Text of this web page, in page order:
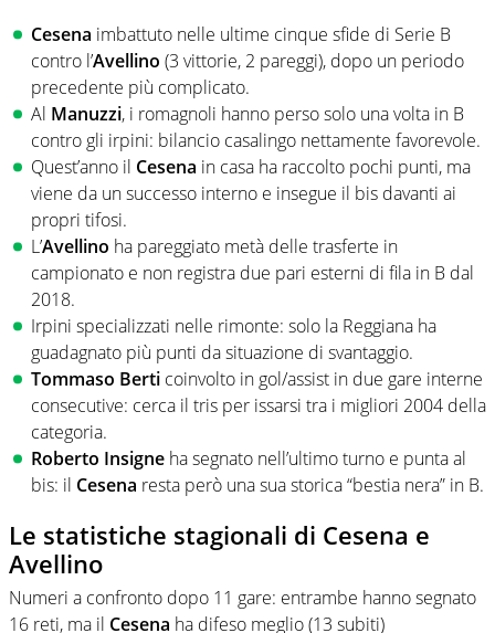
Cesena imbattuto nelle ultime cinque sfide di Serie B
contro l’Avellino (3 vittorie, 2 pareggi), dopo un periodo
precedente più complicato.
Al Manuzzi, i romagnoli hanno perso solo una volta in B
contro gli irpini: bilancio casalingo nettamente favorevole.
Quest’anno il Cesena in casa ha raccolto pochi punti, ma
viene da un successo interno e insegue il bis davanti ai
propri tifosi.
L’Avellino ha pareggiato metà delle trasferte in
campionato e non registra due pari esterni di fila in B dal
2018.
Irpini specializzati nelle rimonte: solo la Reggiana ha
guadagnato più punti da situazione di svantaggio.
Tommaso Berti coinvolto in gol/assist in due gare interne
consecutive: cerca il tris per issarsi tra i migliori 2004 della
categoria.
Roberto Insigne ha segnato nell’ultimo turno e punta al
bis: il Cesena resta però una sua storica “bestia nera” in B.
Le statistiche stagionali di Cesena e
Avellino
Numeri a confronto dopo 11 gare: entrambe hanno segnato
16 reti, ma il Cesena ha difeso meglio (13 subiti)